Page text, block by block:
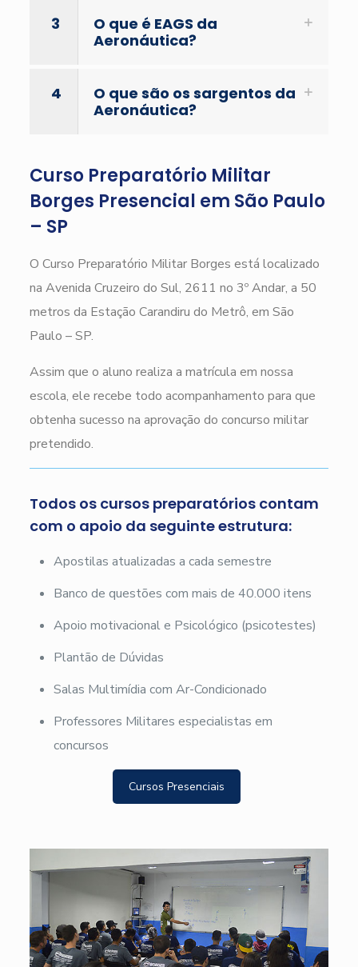
3
O que é EAGS da
Aeronáutica?
4
O que são os sargentos da
Aeronáutica?
Curso Preparatório Militar
Borges Presencial em São Paulo
– SP
O Curso Preparatório Militar Borges está localizado
na Avenida Cruzeiro do Sul, 2611 no 3º Andar, a 50
metros da Estação Carandiru do Metrô, em São
Paulo – SP.
Assim que o aluno realiza a matrícula em nossa
escola, ele recebe todo acompanhamento para que
obtenha sucesso na aprovação do concurso militar
pretendido.
Todos os cursos preparatórios contam
com o apoio da seguinte estrutura:
Apostilas atualizadas a cada semestre
Banco de questões com mais de 40.000 itens
Apoio motivacional e Psicológico (psicotestes)
Plantão de Dúvidas
Salas Multimídia com Ar-Condicionado
Professores Militares especialistas em
concursos
Cursos Presenciais